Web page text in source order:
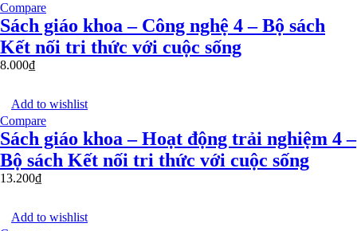
Compare
Sách giáo khoa – Công nghệ 4 – Bộ sách
Kết nối tri thức với cuộc sống
8.000₫
Add to wishlist
Compare
Sách giáo khoa – Hoạt động trải nghiệm 4 –
Bộ sách Kết nối tri thức với cuộc sống
13.200₫
Add to wishlist